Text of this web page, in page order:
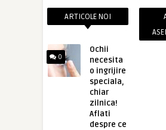
ARTICOLE NOI
0
Ochii
necesita
o ingrijire
speciala,
chiar
zilnica!
Aflati
despre ce